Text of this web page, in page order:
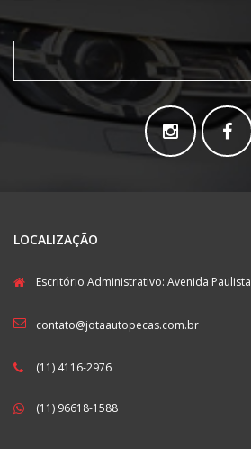
LOCALIZAÇÃO
Escritório Administrativo: Avenida Paulista
contato@jotaautopecas.com.br
(11) 4116-2976
(11) 96618-1588